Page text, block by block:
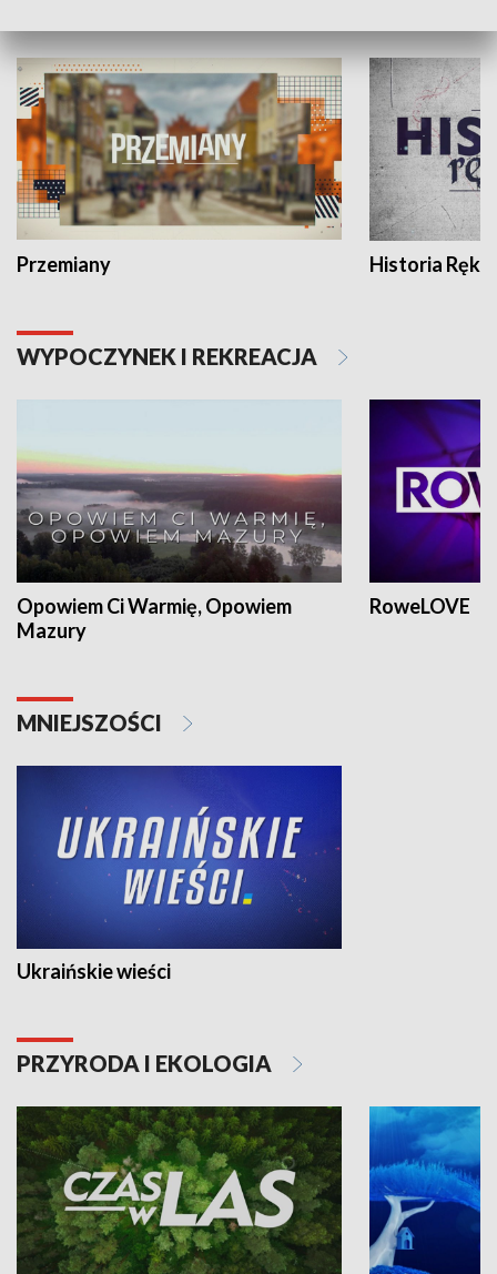
Przemiany Historia Ręką
WYPOCZYNEK I REKREACJA
Opowiem Ci Warmię, Opowiem
Mazury
RoweLOVE
MNIEJSZOŚCI
Ukraińskie wieści
PRZYRODA I EKOLOGIA